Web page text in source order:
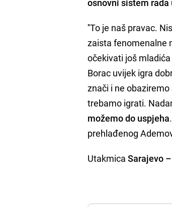
''To je naš pravac.
zaista fenomenalne
očekivati još
Borac uvijek igra
znači i ne
trebamo igrati.
možemo do uspjeha
prehlađenog
UtakmicaSarajevo